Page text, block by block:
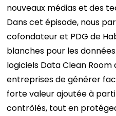
nouveaux médias et des
Dans cet épisode, nous
cofondateur et PDG de
blanches pour les données.
logiciels Data Clean
entreprises de générer
forte valeur ajoutée à
contrôlés, tout en